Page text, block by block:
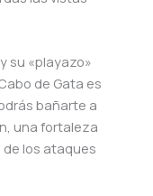
su «playazo»
de Gata es
bañarte a
una fortaleza
los ataques